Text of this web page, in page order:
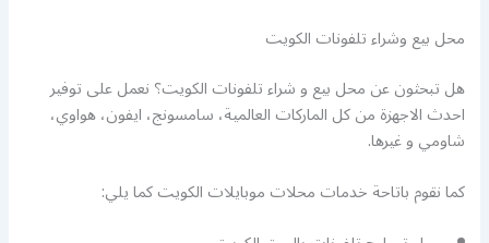
محل بيع وشراء تلفونات الكويت
هل تبحثون عن محل بيع و شراء تلفونات الكويت؟ نعمل على توفير
احدث الاجهزة من كل الماركات العالمية، سامسونج، ايفون، هواوي،
شاومي و غيرها.
كما نقوم باتاحة خدمات محلات موبايلات الكويت كما يلي: